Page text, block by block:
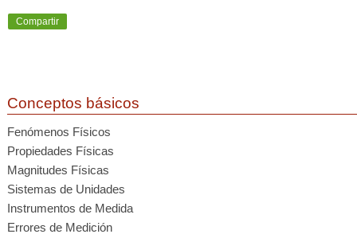
Compartir
Conceptos básicos
Fenómenos Físicos
Propiedades Físicas
Magnitudes Físicas
Sistemas de Unidades
Instrumentos de Medida
Errores de Medición